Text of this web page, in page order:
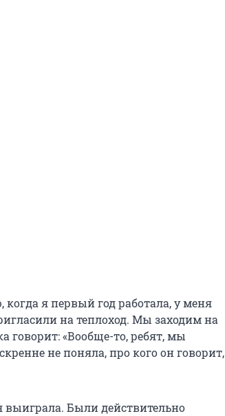
я первый год работала, у меня
на теплоход. Мы заходим на
говорит: «Вообще-то, ребят, мы
не поняла, про кого он говорит,
выиграла. Были действительно